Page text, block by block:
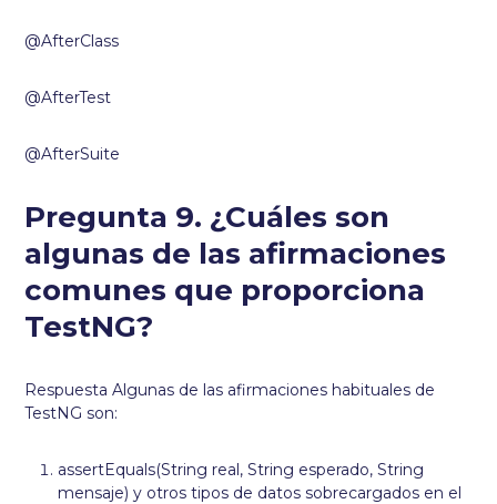
@AfterClass
@AfterTest
@AfterSuite
Pregunta 9. ¿Cuáles son
algunas de las afirmaciones
comunes que proporciona
TestNG?
Respuesta Algunas de las afirmaciones habituales de
TestNG son:
assertEquals(String real, String esperado, String
mensaje) y otros tipos de datos sobrecargados en el